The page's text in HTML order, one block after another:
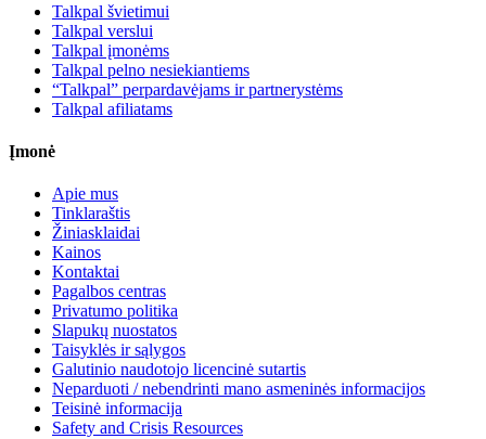
Talkpal švietimui
Talkpal verslui
Talkpal įmonėms
Talkpal pelno nesiekiantiems
“Talkpal” perpardavėjams ir partnerystėms
Talkpal afiliatams
Įmonė
Apie mus
Tinklaraštis
Žiniasklaidai
Kainos
Kontaktai
Pagalbos centras
Privatumo politika
Slapukų nuostatos
Taisyklės ir sąlygos
Galutinio naudotojo licencinė sutartis
Neparduoti / nebendrinti mano asmeninės informacijos
Teisinė informacija
Safety and Crisis Resources